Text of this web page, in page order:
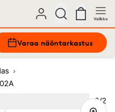
Valikko
Varaa näöntarkastus
Kuva
2/2
(Current image)